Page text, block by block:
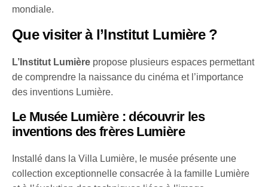
mondiale.
Que visiter à l’Institut Lumière ?
L’Institut Lumière propose plusieurs espaces permettant
de comprendre la naissance du cinéma et l’importance
des inventions Lumière.
Le Musée Lumière : découvrir les
inventions des frères Lumière
Installé dans la Villa Lumière, le musée présente une
collection exceptionnelle consacrée à la famille Lumière